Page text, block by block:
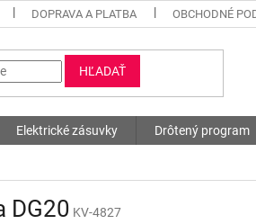
DOPRAVA A PLATBA OBCHODNÉ
HĽADAŤ
Elektrické zásuvky Drôtený program
DG20 KV-4827